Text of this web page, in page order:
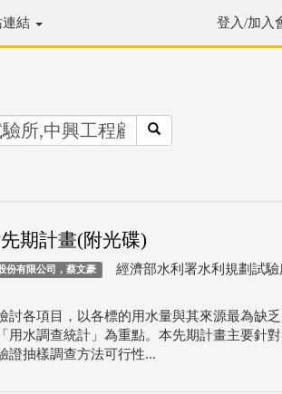
連結 登入/加入
期計畫(附光碟)
份有限公司，蔡文豪 經濟部水利署水利規劃試驗
各項目，以各標的用水量與其來源最為缺乏
用水調查統計」為重點。本先期計畫主要針
證抽樣調查方法可行性...